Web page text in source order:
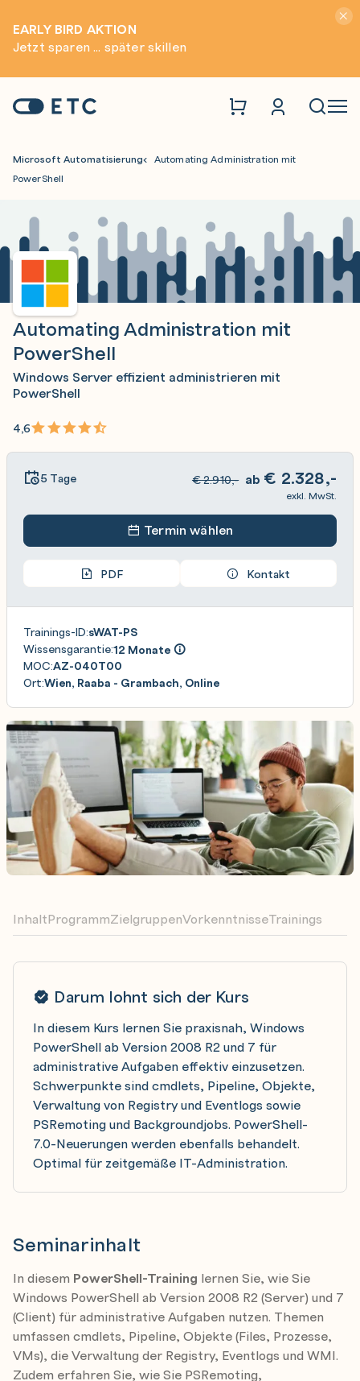
EARLY BIRD AKTION
Jetzt sparen ... später skillen
Startseite: ETC
Microsoft Automatisierung
Automating Administration mit
PowerShell
Automating Administration mit
PowerShell
Windows Server effizient administrieren mit
PowerShell
4,6
Darum lohnt sich der Kurs
In diesem Kurs lernen Sie praxisnah, Windows
PowerShell ab Version 2008 R2 und 7 für
administrative Aufgaben effektiv einzusetzen.
Schwerpunkte sind cmdlets, Pipeline, Objekte,
Verwaltung von Registry und Eventlogs sowie
PSRemoting und Backgroundjobs. PowerShell-
7.0-Neuerungen werden ebenfalls behandelt.
Optimal für zeitgemäße IT-Administration.
Seminarinhalt
In diesem PowerShell-Training lernen Sie, wie Sie
Windows PowerShell ab Version 2008 R2 (Server) und 7
(Client) für administrative Aufgaben nutzen. Themen
umfassen cmdlets, Pipeline, Objekte (Files, Prozesse,
VMs), die Verwaltung der Registry, Eventlogs und WMI.
Zudem erfahren Sie, wie Sie PSRemoting,
InhaltProgrammZielgruppenVorkenntnisseTrainings
5 Tage €2.910,- ab € 2.328,-
exkl. MwSt.
Termin wählen
PDF Kontakt
Trainings-ID:sWAT-PS
Wissensgarantie:12 Monate
MOC:AZ-040T00
Ort:Wien, Raaba - Grambach, Online